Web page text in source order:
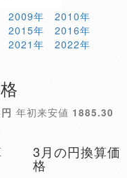
2009年
2010年
2015年
2016年
2021年
2022年
年初来安値 1885.30
3月の円換算価
格